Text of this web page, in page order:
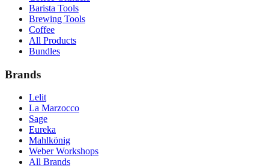
Barista Tools
Brewing Tools
Coffee
All Products
Bundles
Brands
Lelit
La Marzocco
Sage
Eureka
Mahlkönig
Weber Workshops
All Brands